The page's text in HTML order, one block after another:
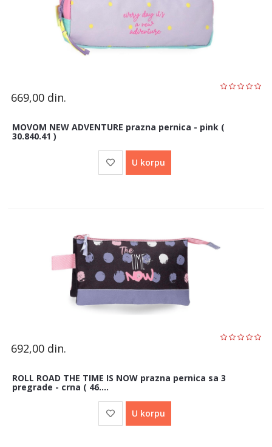
669,00 din.
MOVOM NEW ADVENTURE prazna pernica - pink (
30.840.41 )
U korpu
692,00 din.
ROLL ROAD THE TIME IS NOW prazna pernica sa 3
pregrade - crna ( 46....
U korpu